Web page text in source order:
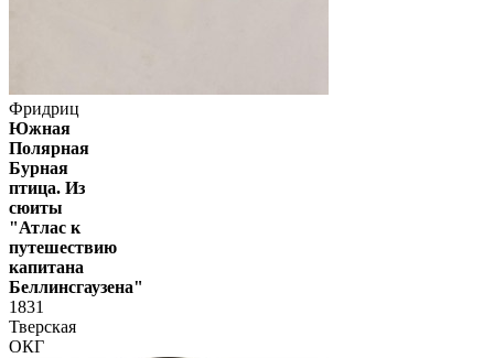
Фридриц
Южная
Полярная
Бурная
птица. Из
сюиты
"Атлас к
путешествию
капитана
Беллинсгаузена"
1831
Тверская
ОКГ